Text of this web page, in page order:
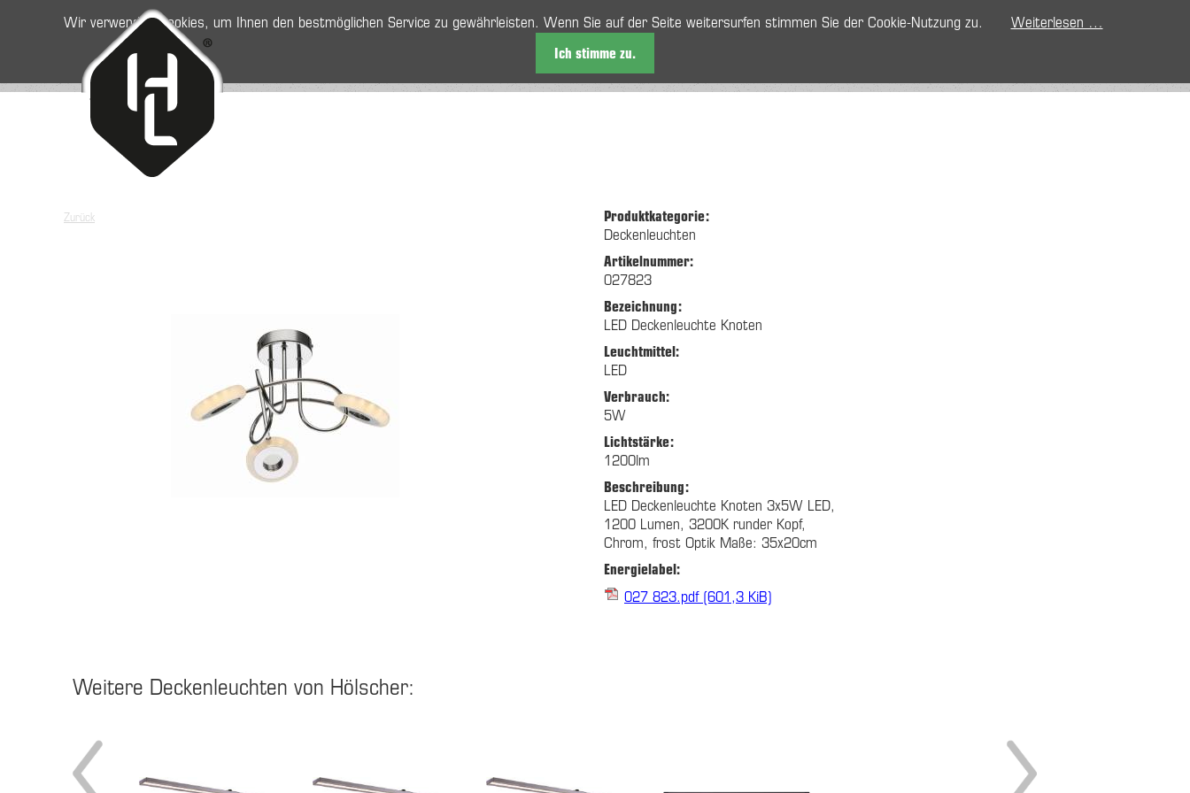
überspringen
Kontakt AGBs Impressum
Produktkategorie:
Deckenleuchten
Artikelnummer:
027823
Bezeichnung:
LED Deckenleuchte Knoten
Leuchtmittel:
LED
Verbrauch:
5W
Lichtstärke:
1200lm
Beschreibung:
LED Deckenleuchte Knoten 3x5W LED,
1200 Lumen, 3200K runder Kopf,
Chrom, frost Optik Maße: 35x20cm
Energielabel:
027 823.pdf(601,3 KiB)
Weitere Deckenleuchten von Hölscher:
Zurück
Wir verwenden Cookies, um Ihnen den bestmöglichen Service zu gewährleisten. Wenn Sie auf der Seite weitersurfen stimmen Sie der Cookie-Nutzung zu. Weiterlesen …
Ich stimme zu.